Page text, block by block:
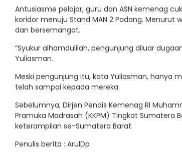
Antusiasme pelajar, guru dan ASN kemenag
koridor menuju Stand MAN 2 Padang. Menurut
dan bersemangat.
“Syukur alhamdulilah, pengunjung diluar
Yuliasman.
Meski pengunjung itu, kata Yuliasman, hanya
telah sampai kepada mereka.
Sebelumnya, Dirjen Pendis Kemenag RI
Pramuka Madrasah (KKPM) Tingkat Sumatera
keterampilan se-Sumatera Barat.
Penulis berita : ArulDp